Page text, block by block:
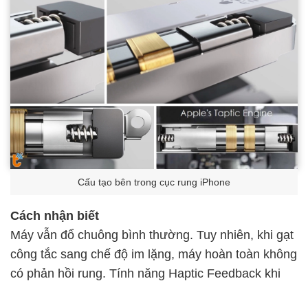
Cấu tạo bên trong cục rung iPhone
Cách nhận biết
Máy vẫn đổ chuông bình thường. Tuy nhiên, khi gạt
công tắc sang chế độ im lặng, máy hoàn toàn không
có phản hồi rung. Tính năng Haptic Feedback khi